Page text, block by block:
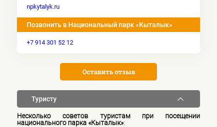
npkytalyk.ru
Позвонить в Национальный парк «Кыталык»
+7 914 301 52 12
Оставить отзыв
Туристу
Несколько советов туристам при посещении
национального парка «Кыталык»: